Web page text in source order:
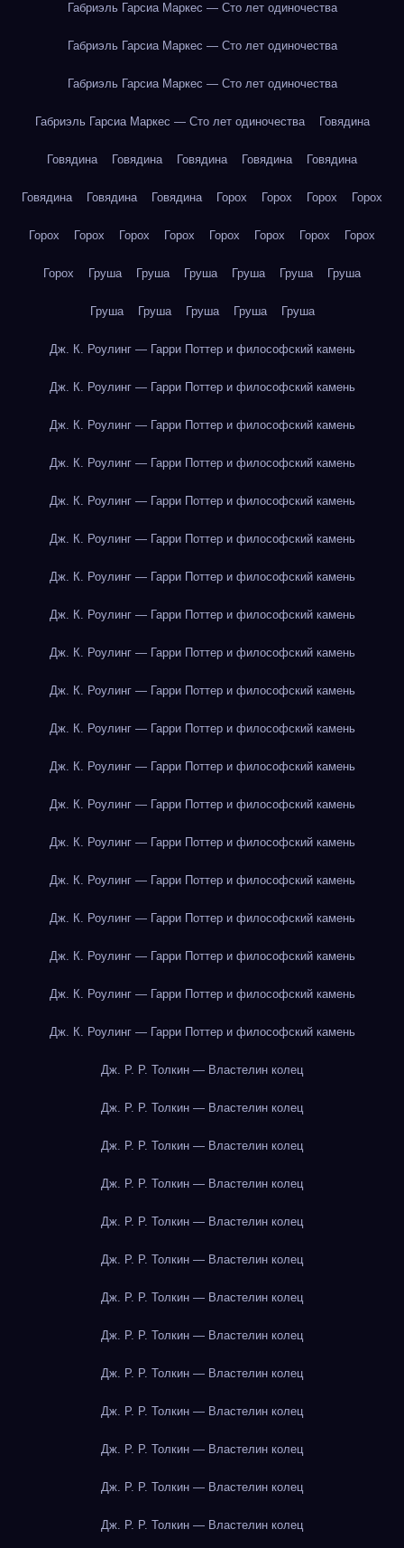
Габриэль Гарсиа Маркес — Сто лет одиночества
Габриэль Гарсиа Маркес — Сто лет одиночества
Габриэль Гарсиа Маркес — Сто лет одиночества
Габриэль Гарсиа Маркес — Сто лет одиночества Говядина
Говядина Говядина Говядина Говядина Говядина
Говядина Говядина Говядина Горох Горох Горох Горох
Горох Горох Горох Горох Горох Горох Горох Горох
Горох Груша Груша Груша Груша Груша Груша
Груша Груша Груша Груша Груша
Дж. К. Роулинг — Гарри Поттер и философский камень
Дж. К. Роулинг — Гарри Поттер и философский камень
Дж. К. Роулинг — Гарри Поттер и философский камень
Дж. К. Роулинг — Гарри Поттер и философский камень
Дж. К. Роулинг — Гарри Поттер и философский камень
Дж. К. Роулинг — Гарри Поттер и философский камень
Дж. К. Роулинг — Гарри Поттер и философский камень
Дж. К. Роулинг — Гарри Поттер и философский камень
Дж. К. Роулинг — Гарри Поттер и философский камень
Дж. К. Роулинг — Гарри Поттер и философский камень
Дж. К. Роулинг — Гарри Поттер и философский камень
Дж. К. Роулинг — Гарри Поттер и философский камень
Дж. К. Роулинг — Гарри Поттер и философский камень
Дж. К. Роулинг — Гарри Поттер и философский камень
Дж. К. Роулинг — Гарри Поттер и философский камень
Дж. К. Роулинг — Гарри Поттер и философский камень
Дж. К. Роулинг — Гарри Поттер и философский камень
Дж. К. Роулинг — Гарри Поттер и философский камень
Дж. К. Роулинг — Гарри Поттер и философский камень
Дж. Р. Р. Толкин — Властелин колец
Дж. Р. Р. Толкин — Властелин колец
Дж. Р. Р. Толкин — Властелин колец
Дж. Р. Р. Толкин — Властелин колец
Дж. Р. Р. Толкин — Властелин колец
Дж. Р. Р. Толкин — Властелин колец
Дж. Р. Р. Толкин — Властелин колец
Дж. Р. Р. Толкин — Властелин колец
Дж. Р. Р. Толкин — Властелин колец
Дж. Р. Р. Толкин — Властелин колец
Дж. Р. Р. Толкин — Властелин колец
Дж. Р. Р. Толкин — Властелин колец
Дж. Р. Р. Толкин — Властелин колец